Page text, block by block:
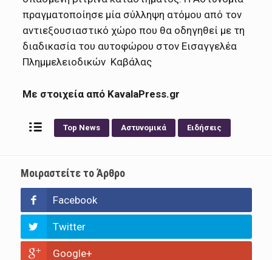
πραγματοποίησε μία σύλληψη ατόμου από τον
αντιεξουσιαστικό χώρο που θα οδηγηθεί με τη
διαδικασία του αυτοφώρου στον Εισαγγελέα
Πλημμελειοδικών Καβάλας
Με στοιχεία από KavalaPress.gr
Top News Αστυνομικά Ειδήσεις
Μοιραστείτε το Άρθρο
Facebook
Twitter
Google+